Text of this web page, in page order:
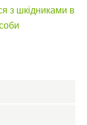
з шкідниками в